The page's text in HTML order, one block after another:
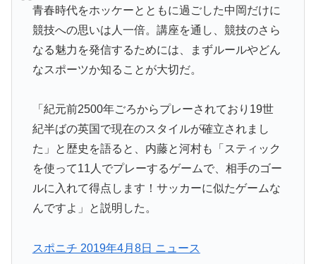
青春時代をホッケーとともに過ごした中岡だけに
競技への思いは人一倍。講座を通し、競技のさら
なる魅力を発信するためには、まずルールやどん
なスポーツか知ることが大切だ。
「紀元前2500年ごろからプレーされており19世
紀半ばの英国で現在のスタイルが確立されまし
た」と歴史を語ると、内藤と河村も「スティック
を使って11人でプレーするゲームで、相手のゴー
ルに入れて得点します！サッカーに似たゲームな
んですよ」と説明した。
スポニチ 2019年4月8日 ニュース